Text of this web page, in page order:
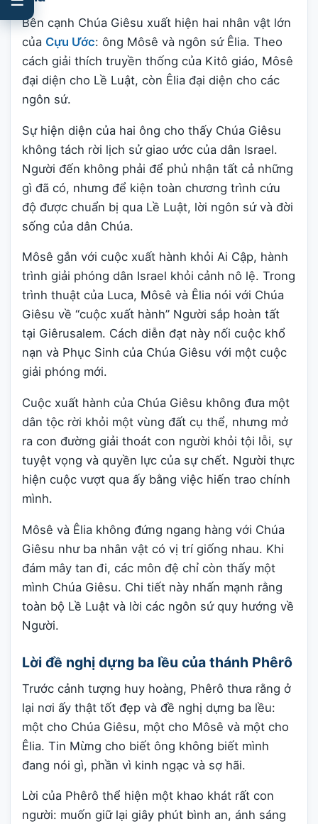
Bên cạnh Chúa Giêsu xuất hiện hai nhân vật lớn
của Cựu Ước: ông Môsê và ngôn sứ Êlia. Theo
cách giải thích truyền thống của Kitô giáo, Môsê
đại diện cho Lề Luật, còn Êlia đại diện cho các
ngôn sứ.
Sự hiện diện của hai ông cho thấy Chúa Giêsu
không tách rời lịch sử giao ước của dân Israel.
Người đến không phải để phủ nhận tất cả những
gì đã có, nhưng để kiện toàn chương trình cứu
độ được chuẩn bị qua Lề Luật, lời ngôn sứ và đời
sống của dân Chúa.
Môsê gắn với cuộc xuất hành khỏi Ai Cập, hành
trình giải phóng dân Israel khỏi cảnh nô lệ. Trong
trình thuật của Luca, Môsê và Êlia nói với Chúa
Giêsu về “cuộc xuất hành” Người sắp hoàn tất
tại Giêrusalem. Cách diễn đạt này nối cuộc khổ
nạn và Phục Sinh của Chúa Giêsu với một cuộc
giải phóng mới.
Cuộc xuất hành của Chúa Giêsu không đưa một
dân tộc rời khỏi một vùng đất cụ thể, nhưng mở
ra con đường giải thoát con người khỏi tội lỗi, sự
tuyệt vọng và quyền lực của sự chết. Người thực
hiện cuộc vượt qua ấy bằng việc hiến trao chính
mình.
Môsê và Êlia không đứng ngang hàng với Chúa
Giêsu như ba nhân vật có vị trí giống nhau. Khi
đám mây tan đi, các môn đệ chỉ còn thấy một
mình Chúa Giêsu. Chi tiết này nhấn mạnh rằng
toàn bộ Lề Luật và lời các ngôn sứ quy hướng về
Người.
Lời đề nghị dựng ba lều của thánh Phêrô
Trước cảnh tượng huy hoàng, Phêrô thưa rằng ở
lại nơi ấy thật tốt đẹp và đề nghị dựng ba lều:
một cho Chúa Giêsu, một cho Môsê và một cho
Êlia. Tin Mừng cho biết ông không biết mình
đang nói gì, phần vì kinh ngạc và sợ hãi.
Lời của Phêrô thể hiện một khao khát rất con
người: muốn giữ lại giây phút bình an, ánh sáng